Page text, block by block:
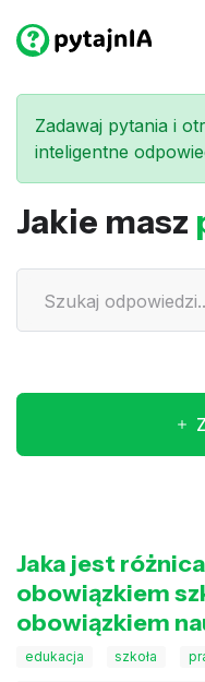
Zadawaj pytania i
inteligentne
Jakie masz
Jaka jest
obowiązkiem
obowiązkiem
edukacja szkoła